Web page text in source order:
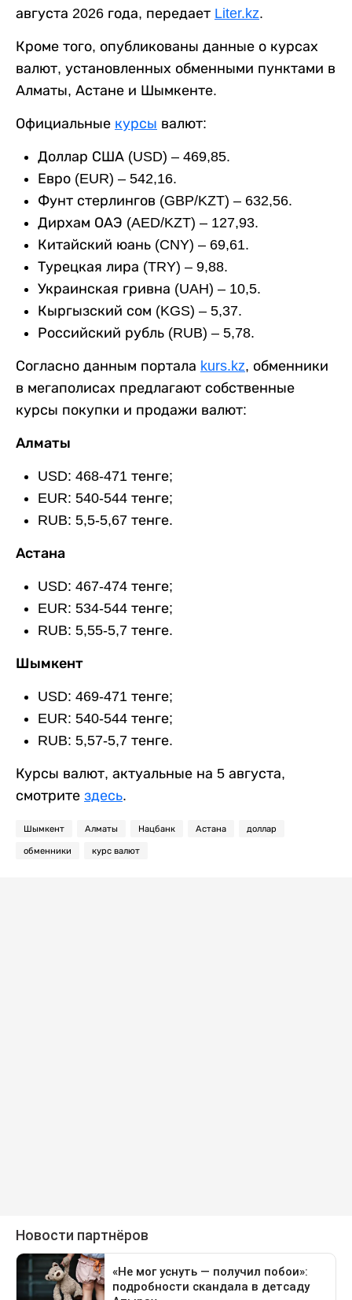
августа 2026 года, передает Liter.kz.
Кроме того, опубликованы данные о курсах
валют, установленных обменными пунктами в
Алматы, Астане и Шымкенте.
Официальные курсы валют:
Доллар США (USD) – 469,85.
Евро (EUR) – 542,16.
Фунт стерлингов (GBP/KZT) – 632,56.
Дирхам ОАЭ (AED/KZT) – 127,93.
Китайский юань (CNY) – 69,61.
Турецкая лира (TRY) – 9,88.
Украинская гривна (UAH) – 10,5.
Кыргызский сом (KGS) – 5,37.
Российский рубль (RUB) – 5,78.
Согласно данным портала kurs.kz, обменники
в мегаполисах предлагают собственные
курсы покупки и продажи валют:
Алматы
USD: 468-471 тенге;
EUR: 540-544 тенге;
RUB: 5,5-5,67 тенге.
Астана
USD: 467-474 тенге;
EUR: 534-544 тенге;
RUB: 5,55-5,7 тенге.
Шымкент
USD: 469-471 тенге;
EUR: 540-544 тенге;
RUB: 5,57-5,7 тенге.
Курсы валют, актуальные на 5 августа,
смотрите здесь.
Шымкент Алматы Нацбанк Астана доллар
обменники курс валют